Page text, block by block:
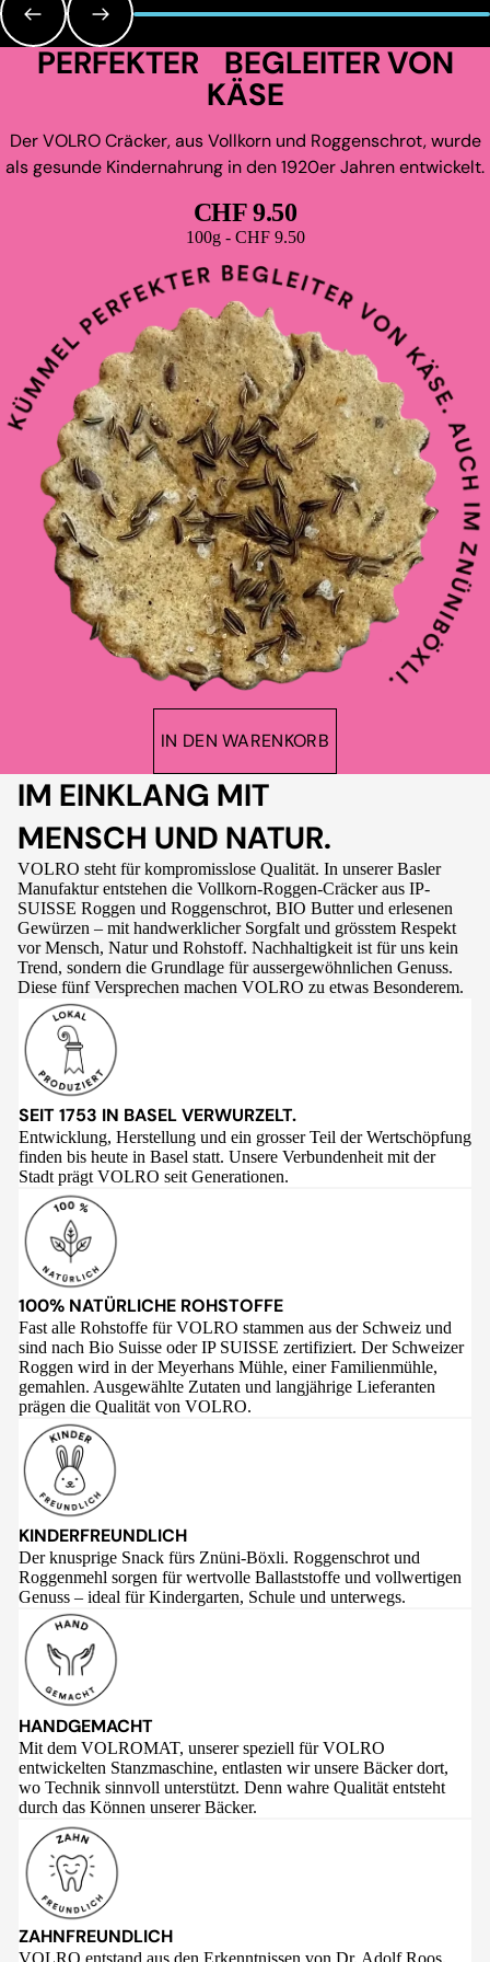
PERFEKTER BEGLEITER VON
KÄSE
Der VOLRO Cräcker, aus Vollkorn und Roggenschrot, wurde
als gesunde Kindernahrung in den 1920er Jahren entwickelt.
CHF 9.50
Grundpreis
100g - CHF 9.50
IN DEN WARENKORB
IM EINKLANG MIT
MENSCH UND NATUR.
VOLRO steht für kompromisslose Qualität. In unserer Basler
Manufaktur entstehen die Vollkorn-Roggen-Cräcker aus IP-
SUISSE Roggen und Roggenschrot, BIO Butter und erlesenen
Gewürzen – mit handwerklicher Sorgfalt und grösstem Respekt
vor Mensch, Natur und Rohstoff. Nachhaltigkeit ist für uns kein
Trend, sondern die Grundlage für aussergewöhnlichen Genuss.
Diese fünf Versprechen machen VOLRO zu etwas Besonderem.
SEIT 1753 IN BASEL VERWURZELT.
Entwicklung, Herstellung und ein grosser Teil der Wertschöpfung
finden bis heute in Basel statt. Unsere Verbundenheit mit der
Stadt prägt VOLRO seit Generationen.
100% NATÜRLICHE ROHSTOFFE
Fast alle Rohstoffe für VOLRO stammen aus der Schweiz und
sind nach Bio Suisse oder IP SUISSE zertifiziert. Der Schweizer
Roggen wird in der Meyerhans Mühle, einer Familienmühle,
gemahlen. Ausgewählte Zutaten und langjährige Lieferanten
prägen die Qualität von VOLRO.
KINDERFREUNDLICH
Der knusprige Snack fürs Znüni-Böxli. Roggenschrot und
Roggenmehl sorgen für wertvolle Ballaststoffe und vollwertigen
Genuss – ideal für Kindergarten, Schule und unterwegs.
HANDGEMACHT
Mit dem VOLROMAT, unserer speziell für VOLRO
entwickelten Stanzmaschine, entlasten wir unsere Bäcker dort,
wo Technik sinnvoll unterstützt. Denn wahre Qualität entsteht
durch das Können unserer Bäcker.
ZAHNFREUNDLICH
VOLRO entstand aus den Erkenntnissen von Dr. Adolf Roos,